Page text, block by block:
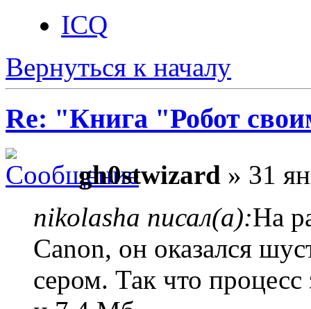
ICQ
Вернуться к началу
Re: "Книга "Робот
gh0stwizard » 31
nikolasha писал(а):На
Canon, он оказался
сером. Так что